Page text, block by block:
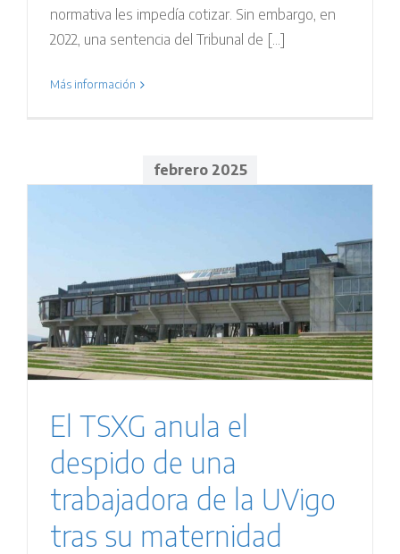
normativa les impedía cotizar. Sin embargo, en
2022, una sentencia del Tribunal de [...]
Más información
febrero 2025
El TSXG anula el
despido de una
trabajadora de la UVigo
tras su maternidad